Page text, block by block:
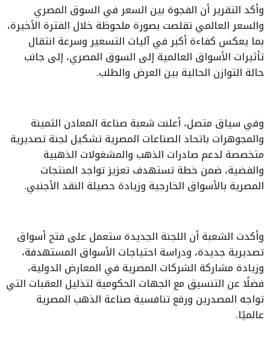
وأكد التقرير أن الفجوة بين السعر في السوق المصري
والسعر العالمي تقلصت بصورة ملحوظة خلال الفترة الأخيرة،
بما يعكس كفاءة أكبر في آليات التسعير وسرعة انتقال
تأثيرات الأسواق العالمية إلى السوق المصري، إلى جانب
حالة التوازن الحالية بين العرض والطلب.
وفي سياق متصل، أعلنت شعبة صناعة المعادن الثمينة
والمجوهرات باتحاد الصناعات المصرية تشكيل لجنة تصديرية
متخصصة لدعم صادرات الذهب والمشغولات الذهبية
والفضية، ضمن خطة تستهدف تعزيز تواجد المنتجات
المصرية بالأسواق الخارجية وزيادة حصيلة النقد الأجنبي.
وأكدت الشعبة أن اللجنة الجديدة ستعمل على فتح أسواق
تصديرية جديدة، ودراسة احتياجات الأسواق المستهدفة،
وزيادة مشاركة الشركات المصرية في المعارض الدولية،
فضلًا عن التنسيق مع الجهات الحكومية لتذليل العقبات التي
تواجه المصدرين ورفع تنافسية صناعة الذهب المصرية
عالميًا.